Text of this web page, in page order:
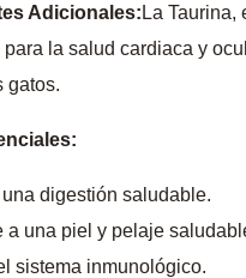
Adicionales: La Taurina,
para la salud cardiaca y
gatos.
digestión saludable.
a una piel y pelaje
sistema inmunológico.